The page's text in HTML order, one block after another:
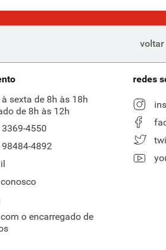
voltar
à sexta de 8h às 18h
de 8h às 12h
4550
4892
o encarregado de
redes